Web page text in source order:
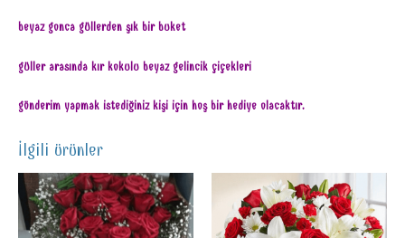
beyaz gonca güllerden şık bir buket
güller arasında kır kokulu beyaz gelincik çiçekleri
gönderim yapmak istediğiniz kişi için hoş bir hediye olacaktır.
İlgili ürünler